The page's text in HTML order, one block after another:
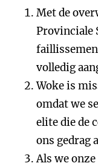
Met de
Provinciale
volledig
Woke is
omdat we
elite die de
ons gedrag
Als we